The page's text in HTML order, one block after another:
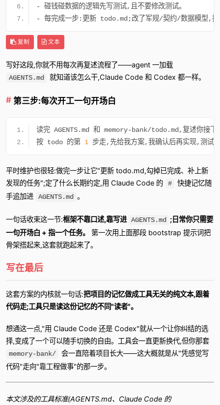
-
碰钱碰数据的逻辑先写测试,且不要修改测试。
-
每完成一步:更新 todo.md ;改了军规/契约/数据模型,提
复制 文本
写好这段,你就不用每次再复述流程了——agent 一加载
AGENTS.md 就知道该怎么干,Claude Code 和 Codex 都一样。
第三步:每次开工一句开场白
读完 AGENTS.md 和 memory-bank/todo.md,复述你接下
按 todo 的第 1 步走,先给我方案,我确认后再实现,测试
平时维护也很轻:做完一步让它"更新 todo.md,勾掉已完成、补上新
发现的任务";定了什么长期约定,用 Claude Code 的
#
快捷记忆随
手追加进
AGENTS.md 。
一句话收束这一节:框架不靠口述,靠写进 AGENTS.md
;日常你只需要
一句开场白 + 指一个任务。
第一次用上面那段 bootstrap 提示词把
骨架搭起来,这套就跑起来了。
写在最后
这套方案的内核就一句话:把项目的记忆做成工具无关的纯文本,跟着
代码走;工具只是读这份记忆的不同"读者"。
想通这一点,"用 Claude Code 还是 Codex"就从一个让你纠结的选
择,变成了一个可以随手切换的自由。工具会一直更新换代,但你那套
memory-bank/
会一直陪着项目长大——这大概就是从"凭感觉写
代码"走向"靠工程做事"的那一步。
本文涉及的工具标准(AGENTS.md、Claude Code 的